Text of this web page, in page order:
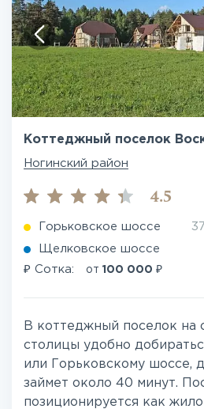
Коттеджный поселок
Ногинский район
4.5
Горьковское шоссе
Щелковское шоссе
₽ Сотка: от 100 000 ₽
В коттеджный поселок на
столицы удобно
или Горьковскому шоссе,
займет около 40 минут.
позиционируется как